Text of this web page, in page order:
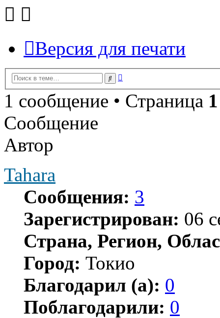
Версия для печати
Поиск
1 сообщение • Страница 1
Сообщение
Автор
Tahara
Сообщения: 3
Зарегистрирован: 06
Страна, Регион,
Город: Токио
Благодарил (а): 0
Поблагодарили: 0